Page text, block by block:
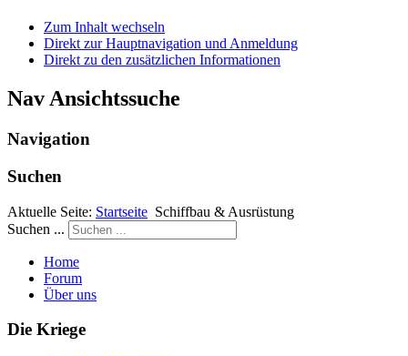
Zum Inhalt wechseln
Direkt zur Hauptnavigation und Anmeldung
Direkt zu den zusätzlichen Informationen
Nav Ansichtssuche
Navigation
Suchen
Aktuelle Seite: Startseite Schiffbau & Ausrüstung
Suchen ...
Home
Forum
Über uns
Die Kriege